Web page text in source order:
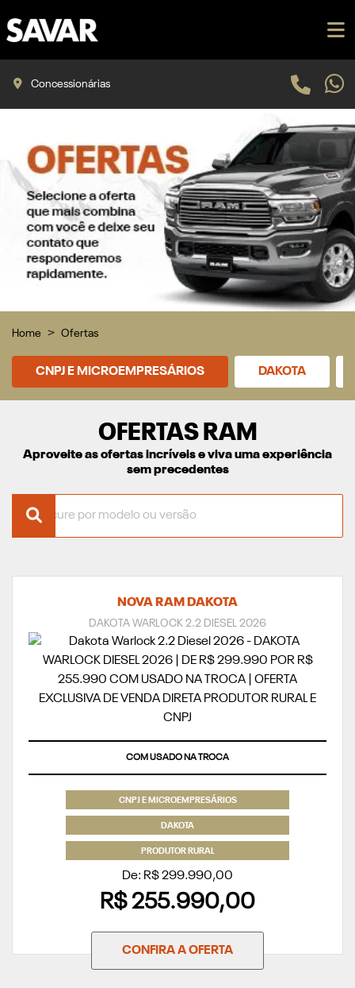
Concessionárias
Home Ofertas
CNPJ E MICROEMPRESÁRIOS DAKOTA
OFERTAS RAM
Aproveite as ofertas incríveis e viva uma experiência
sem precedentes
NOVA RAM DAKOTA
DAKOTA WARLOCK 2.2 DIESEL 2026
COM USADO NA TROCA
CNPJ E MICROEMPRESÁRIOS
DAKOTA
PRODUTOR RURAL
De: R$ 299.990,00
R$ 255.990,00
CONFIRA A OFERTA